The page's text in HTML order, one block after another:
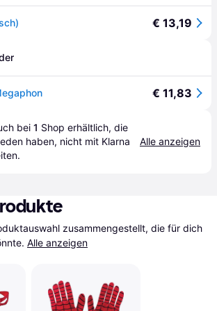
€ 13,19
€ 11,83
bei 1 Shop erhältlich, die
haben, nicht mit Klarna
Alle anzeigen
zusammengestellt, die für dich
Alle anzeigen